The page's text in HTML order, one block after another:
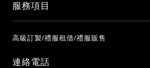
服務項目
高級訂製/禮服租借/禮服販售
連絡電話